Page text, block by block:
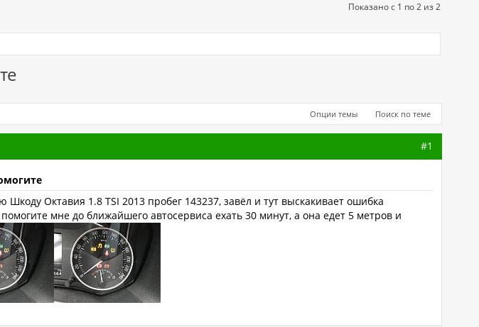
Показано с 1 по 2 из 2
Опции темы Поиск по теме
#1
Октавия 1.8 TSI 2013 пробег 143237, завёл и тут выскакивает ошибка
мне до ближайшего автосервиса ехать 30 минут, а она едет 5 метров и